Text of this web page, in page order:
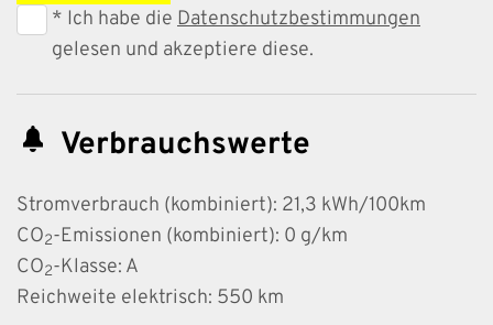
* Ich habe die Datenschutzbestimmungen
gelesen und akzeptiere diese.
Verbrauchswerte
Stromverbrauch (kombiniert): 21,3 kWh/100km
CO2-Emissionen (kombiniert): 0 g/km
CO2-Klasse: A
Reichweite elektrisch: 550 km